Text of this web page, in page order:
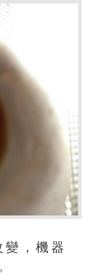
，機器